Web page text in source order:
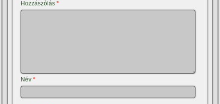
Hozzászólás*
Név*